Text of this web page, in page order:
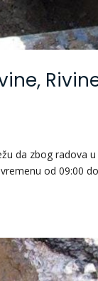
da zbog radova
od 09:00